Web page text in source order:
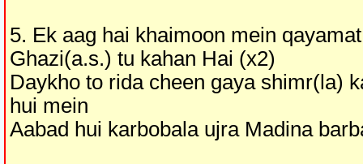
5. Ek aag hai khaimoon mein
Ghazi(a.s.) tu kahan Hai (x2)
Daykho to rida cheen gaya shimr(la)
hui mein
Aabad hui karbobala ujra Madina